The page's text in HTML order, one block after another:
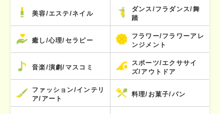
美容/エステ/ネイル
ダンス/フラダンス/舞
踏
癒し/心理/セラピー
フラワー/フラワーアレ
ンジメント
音楽/演劇/マスコミ
スポーツ/エクササイ
ズ/アウトドア
ファッション/インテリ
ア/アート
料理/お菓子/パン